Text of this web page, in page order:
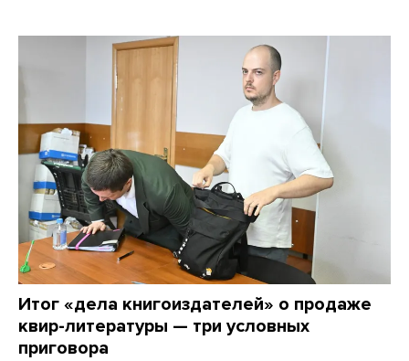
Итог «дела книгоиздателей» о продаже
квир-литературы — три условных
приговора